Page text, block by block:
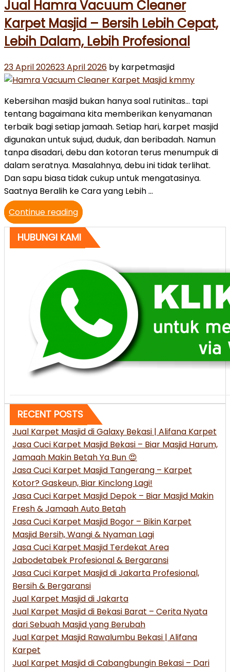
Jual Hamra Vacuum Cleaner
Karpet Masjid – Bersih Lebih Cepat,
Lebih Dalam, Lebih Profesional
Posted
on
23 April 202623 April 2026 by karpetmasjid
Kebersihan masjid bukan hanya soal rutinitas… tapi
tentang bagaimana kita memberikan kenyamanan
terbaik bagi setiap jamaah. Setiap hari, karpet masjid
digunakan untuk sujud, duduk, dan beribadah. Namun
tanpa disadari, debu dan kotoran terus menumpuk di
dalam seratnya. Masalahnya, debu ini tidak terlihat.
Dan sapu biasa tidak cukup untuk mengatasinya.
Saatnya Beralih ke Cara yang Lebih …
Continue reading“Jual
Hamra
Vacuum
Cleaner
Karpet
Masjid
Bersih
Lebih
Cepat,
Lebih
Dalam,
Lebih
HUBUNGI KAMI
RECENT POSTS
Jual Karpet Masjid di Galaxy Bekasi | Alifana Karpet
Jasa Cuci Karpet Masjid Bekasi – Biar Masjid Harum,
Jamaah Makin Betah Ya Bun 😍
Jasa Cuci Karpet Masjid Tangerang – Karpet
Kotor? Gaskeun, Biar Kinclong Lagi!
Jasa Cuci Karpet Masjid Depok – Biar Masjid Makin
Fresh & Jamaah Auto Betah
Jasa Cuci Karpet Masjid Bogor – Bikin Karpet
Masjid Bersih, Wangi & Nyaman Lagi
Jasa Cuci Karpet Masjid Terdekat Area
Jabodetabek Profesional & Bergaransi
Jasa Cuci Karpet Masjid di Jakarta Profesional,
Bersih & Bergaransi
Jual Karpet Masjid di Jakarta
Jual Karpet Masjid di Bekasi Barat – Cerita Nyata
dari Sebuah Masjid yang Berubah
Jual Karpet Masjid Rawalumbu Bekasi | Alifana
Karpet
Jual Karpet Masjid di Cabangbungin Bekasi – Dari